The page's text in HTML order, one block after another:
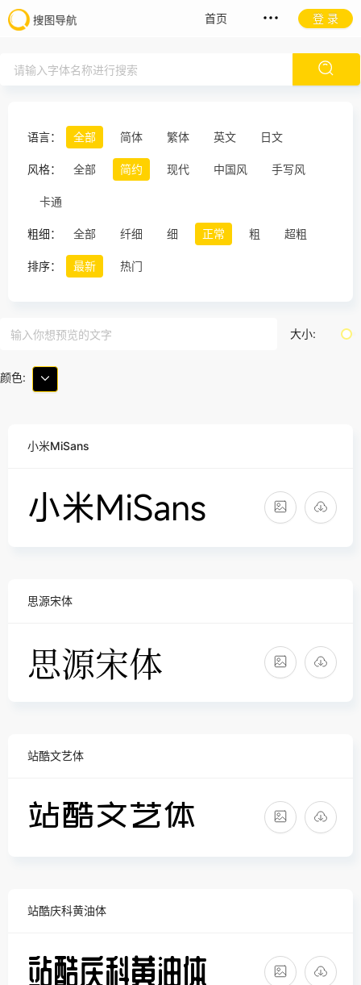
首页 登 录
语言： 全部 简体 繁体 英文 日文
风格： 全部 简约 现代 中国风 手写风
卡通
粗细： 全部 纤细 细 正常 粗 超粗
排序： 最新 热门
大小:
颜色:
小米MiSans
思源宋体
站酷文艺体
站酷庆科黄油体